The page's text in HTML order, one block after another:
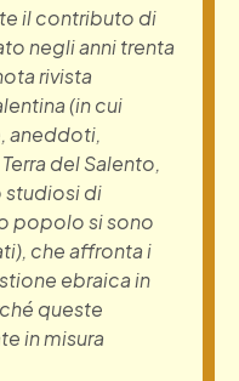
il contributo di
negli anni trenta
rivista
(in cui
aneddoti,
del Salento,
studiosi di
popolo si sono
che affronta i
ebraica in
queste
in misura